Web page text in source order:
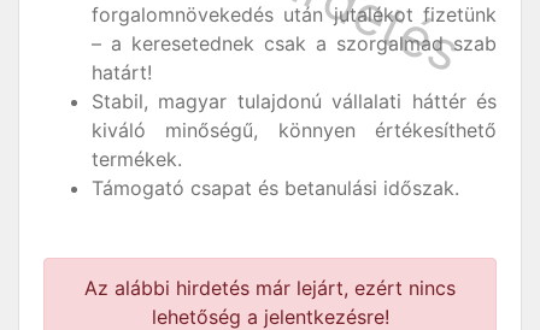
forgalomnövekedés után jutalékot fizetünk
– a keresetednek csak a szorgalmad szab
határt!
Stabil, magyar tulajdonú vállalati háttér és
kiváló minőségű, könnyen értékesíthető
termékek.
Támogató csapat és betanulási időszak.
Az alábbi hirdetés már lejárt, ezért nincs
lehetőség a jelentkezésre!